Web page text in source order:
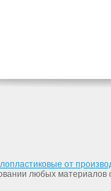
от
любых материалов